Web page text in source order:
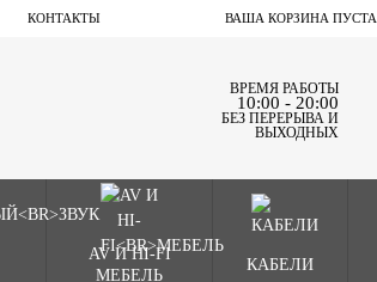
КОНТАКТЫ ВАША КОРЗИНА ПУСТА
ВРЕМЯ РАБОТЫ
10:00 - 20:00
БЕЗ ПЕРЕРЫВА И
ВЫХОДНЫХ
AV И HI-FI
МЕБЕЛЬ
КАБЕЛИ